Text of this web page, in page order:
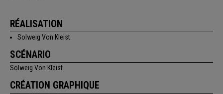
RÉALISATION
Solweig Von Kleist
SCÉNARIO
Solweig Von Kleist
CRÉATION GRAPHIQUE